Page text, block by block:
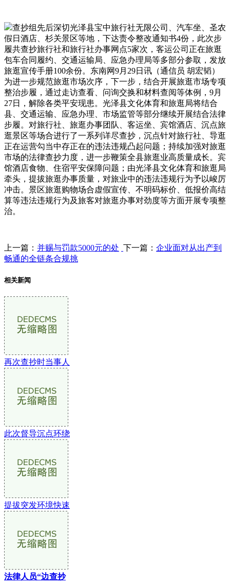
查抄组先后深切光泽县宝中旅行社无限公司、汽车坐、圣农
假日酒店、杉关景区等地，下达责令整改通知书4份，此次步
履共查抄旅行社和旅行社办事网点5家次，客运公司正在旅逛
包车合同履约、交通运输局、应急办理局等多部分参取，发放
旅逛宣传手册100余份。东南网9月29日讯（通信员 胡宏韬）
为进一步规范旅逛市场次序，下一步，结合开展旅逛市场专项
整治步履，通过走访查看、问询交换和材料查阅等体例，9月
27日，解除各类平安现患。光泽县文化体育和旅逛局将结合
县、交通运输、应急办理、市场监管等部分继续开展结合法律
步履。对旅行社、旅逛办事团队、客运坐、宾馆酒店、沉点旅
逛景区等场合进行了一系列详尽查抄，沉点针对旅行社、导逛
正在运营勾当中存正在的违法违规凸起问题；持续加强对旅逛
市场的法律查抄力度，进一步鞭策全县旅逛业高质量成长。宾
馆酒店食物、住宿平安保障问题；由光泽县文化体育和旅逛局
牵头，提拔旅逛办事质量，对旅业中的违法违规行为予以峻厉
冲击。景区旅逛购物场合虚假宣传、不明码标价、低报价高结
算等违法违规行为及旅客对旅逛办事对劲度等方面开展专项整
治。
上一篇： 并赐与罚款5000元的处 下一篇： 企业面对从出产到
畅通的全链条合规挑
相关新闻
再次查抄时当事人
此次督导沉点环绕
提拔突发环境快速
法律人员“边查抄